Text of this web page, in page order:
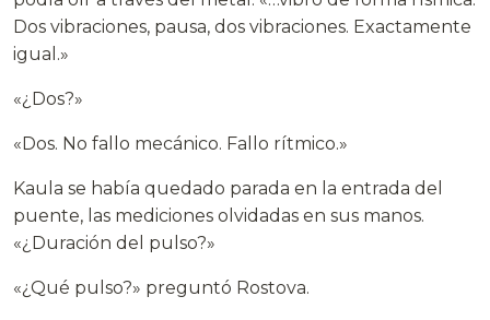
Dos vibraciones, pausa, dos vibraciones. Exactamente
igual.»
«¿Dos?»
«Dos. No fallo mecánico. Fallo rítmico.»
Kaula se había quedado parada en la entrada del
puente, las mediciones olvidadas en sus manos.
«¿Duración del pulso?»
«¿Qué pulso?» preguntó Rostova.